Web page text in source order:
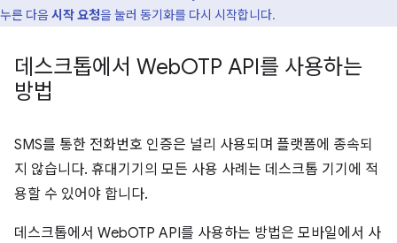
누른 다음 시작 요청을 눌러 동기화를 다시 시작합니다.
데스크톱에서 WebOTP API를 사용하는
방법
SMS를 통한 전화번호 인증은 널리 사용되며 플랫폼에 종속되
지 않습니다. 휴대기기의 모든 사용 사례는 데스크톱 기기에 적
용할 수 있어야 합니다.
데스크톱에서 WebOTP API를 사용하는 방법은 모바일에서 사